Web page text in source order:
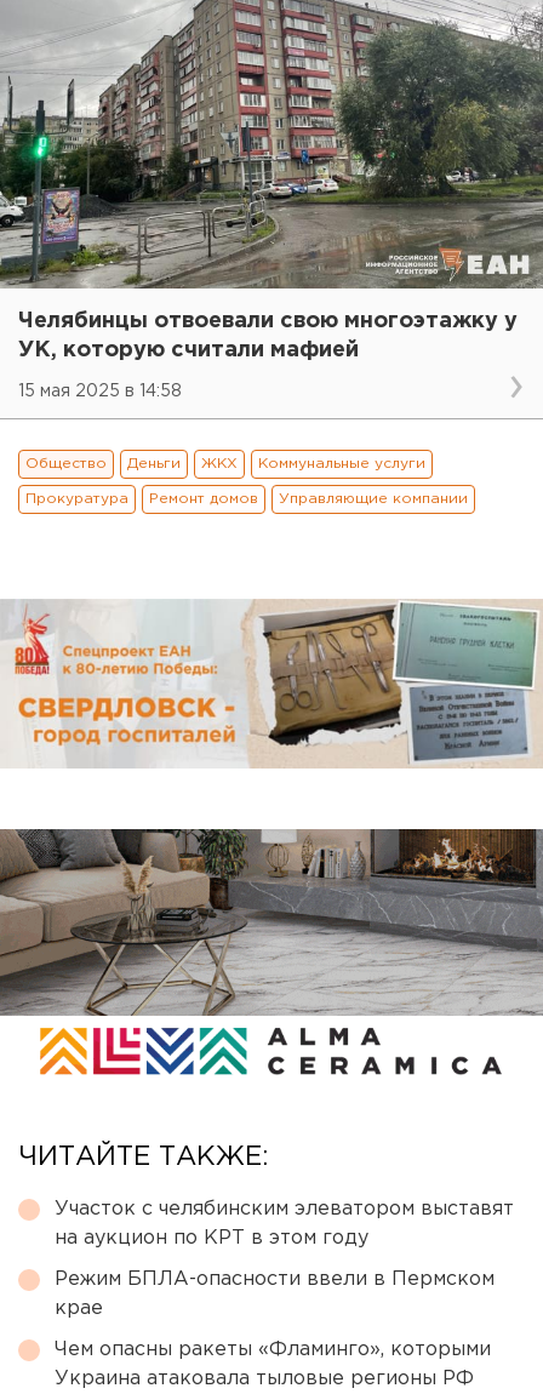
Челябинцы отвоевали свою многоэтажку у
УК, которую считали мафией
15 мая 2025 в 14:58
Общество Деньги ЖКХ Коммунальные услуги
Прокуратура Ремонт домов Управляющие компании
ЧИТАЙТЕ ТАКЖЕ:
Участок с челябинским элеватором выставят
на аукцион по КРТ в этом году
Режим БПЛА-опасности ввели в Пермском
крае
Чем опасны ракеты «Фламинго», которыми
Украина атаковала тыловые регионы РФ